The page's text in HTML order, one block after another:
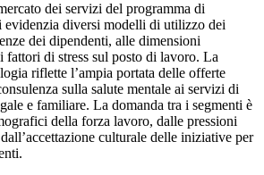
dei servizi del programma di
evidenzia diversi modelli di utilizzo dei
dei dipendenti, alle dimensioni
fattori di stress sul posto di lavoro. La
riflette l’ampia portata delle offerte
sulla salute mentale ai servizi di
e familiare. La domanda tra i segmenti è
della forza lavoro, dalle pressioni
culturale delle iniziative per